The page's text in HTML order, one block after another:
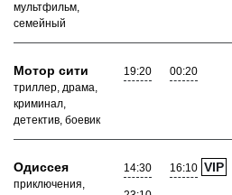
мультфильм,
семейный
Мотор сити
триллер, драма,
криминал,
детектив, боевик
19:20 00:20
Одиссея
приключения,
14:30 16:10 VIP